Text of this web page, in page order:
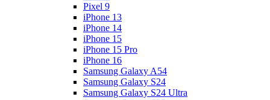
Pixel 9
iPhone 13
iPhone 14
iPhone 15
iPhone 15 Pro
iPhone 16
Samsung Galaxy A54
Samsung Galaxy S24
Samsung Galaxy S24 Ultra